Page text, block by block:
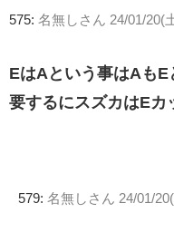
575: 名無しさん 24/01/20(
EはAという事はAもE
要するにスズカはEカ
579: 名無しさん 24/01/